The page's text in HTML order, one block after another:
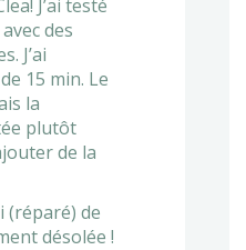
J’ai testé
des
J’ai
15 min. Le
la
plutôt
de la
(réparé) de
désolée !